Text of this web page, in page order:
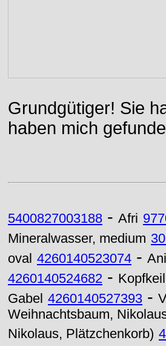
Grundgütiger! Sie
haben mich
5400827003188 - Afri
Mineralwasser, medium
oval 4260140523074 -
4260140524682 -
Gabel 4260140527393 -
Weihnachtsbaum,
Nikolaus, Plätzchenkorb)